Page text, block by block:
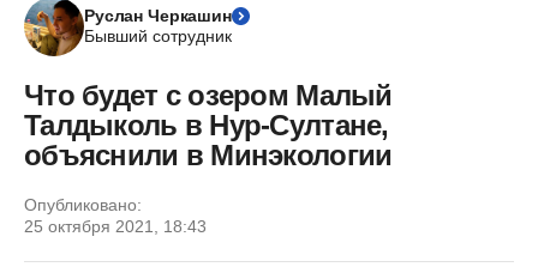
Руслан Черкашин
Бывший сотрудник
Что будет с озером Малый
Талдыколь в Нур-Султане,
объяснили в Минэкологии
Опубликовано:
25 октября 2021, 18:43